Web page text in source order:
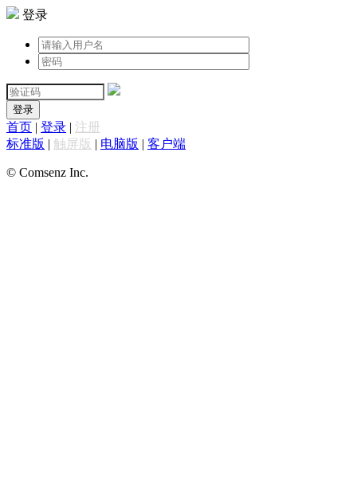
登录
登录
首页 | 登录 | 注册
标准版 | 触屏版 | 电脑版 | 客户端
© Comsenz Inc.